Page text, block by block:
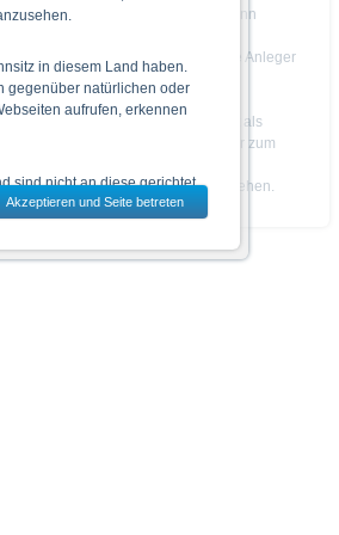
Das Produkt ist nicht einfach und kann
Es wird empfohlen, dass potenzielle Anleger
Prospekt
lesen, bevor sie eine
Anlageentscheidung treffen.
Die Billigung des Prospekts ist nicht als
Befürwortung der angebotenen oder zum
zugelassenen Wertpapiere zu verstehen.
in diesem Land haben.
gegenüber natürlichen oder
aufrufen, erkennen
sind nicht an diese gerichtet.
jeweils ausgewählten Land
den Wertpapieren
Endgültigen
das allein verbindliche
einer Anlageentscheidung
Die Billigung des
ändern kann.
in bestimmten
Akzeptieren und Seite betreten